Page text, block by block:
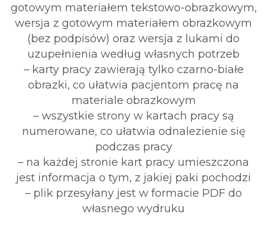
gotowym materiałem tekstowo-obrazkowym,
wersja z gotowym materiałem obrazkowym
(bez podpisów) oraz wersja z lukami do
uzupełnienia według własnych potrzeb
– karty pracy zawierają tylko czarno-białe
obrazki, co ułatwia pacjentom pracę na
materiale obrazkowym
– wszystkie strony w kartach pracy są
numerowane, co ułatwia odnalezienie się
podczas pracy
– na każdej stronie kart pracy umieszczona
jest informacja o tym, z jakiej paki pochodzi
– plik przesyłany jest w formacie PDF do
własnego wydruku